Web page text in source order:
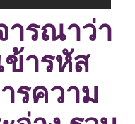
ารณาว่า
ข้ารหัส
รความ